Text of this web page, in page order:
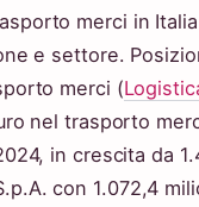
merci in
e settore.
merci (
nel trasporto
in crescita da
con 1.072,4